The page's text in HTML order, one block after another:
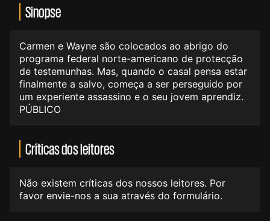
Sinopse
Carmen e Wayne são colocados ao abrigo do
programa federal norte-americano de protecção
de testemunhas. Mas, quando o casal pensa estar
finalmente a salvo, começa a ser perseguido por
um experiente assassino e o seu jovem aprendiz.
PÚBLICO
Críticas dos leitores
Não existem críticas dos nossos leitores. Por
favor envie-nos a sua através do formulário.